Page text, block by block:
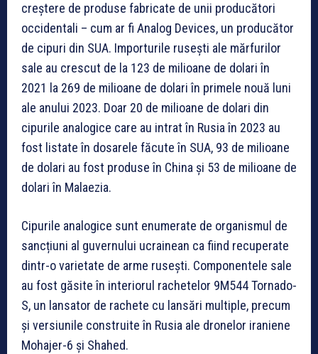
creștere de produse fabricate de unii producători
occidentali – cum ar fi Analog Devices, un producător
de cipuri din SUA. Importurile rusești ale mărfurilor
sale au crescut de la 123 de milioane de dolari în
2021 la 269 de milioane de dolari în primele nouă luni
ale anului 2023. Doar 20 de milioane de dolari din
cipurile analogice care au intrat în Rusia în 2023 au
fost listate în dosarele făcute în SUA, 93 de milioane
de dolari au fost produse în China și 53 de milioane de
dolari în Malaezia.
Cipurile analogice sunt enumerate de organismul de
sancțiuni al guvernului ucrainean ca fiind recuperate
dintr-o varietate de arme rusești. Componentele sale
au fost găsite în interiorul rachetelor 9M544 Tornado-
S, un lansator de rachete cu lansări multiple, precum
și versiunile construite în Rusia ale dronelor iraniene
Mohajer-6 și Shahed.